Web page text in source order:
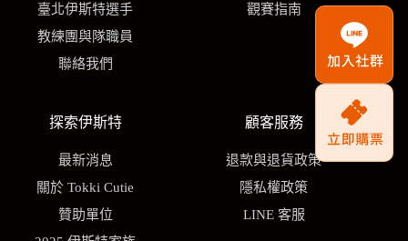
臺北伊斯特選手
教練團與隊職員
聯絡我們
觀賽指南
探索伊斯特
最新消息
關於 Tokki Cutie
贊助單位
顧客服務
退款與退貨政策
隱私權政策
LINE 客服